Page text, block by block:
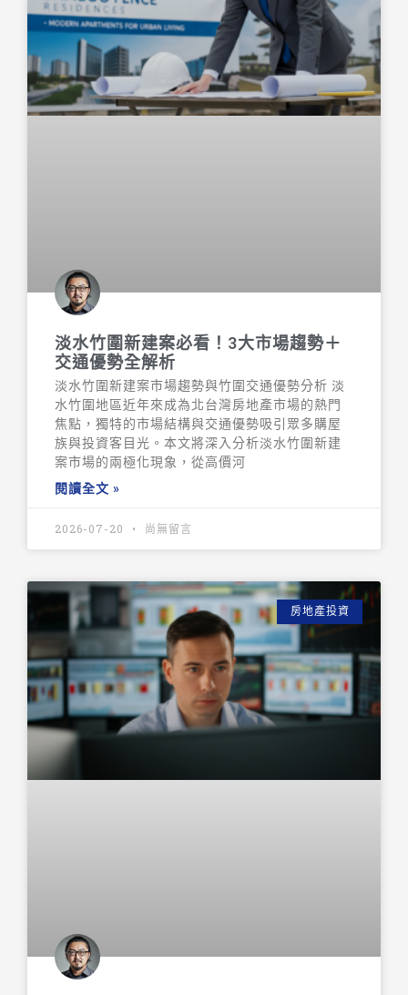
淡水竹圍新建案必看！3大市場趨勢＋
交通優勢全解析
淡水竹圍新建案市場趨勢與竹圍交通優勢分析 淡
水竹圍地區近年來成為北台灣房地產市場的熱門
焦點，獨特的市場結構與交通優勢吸引眾多購屋
族與投資客目光。本文將深入分析淡水竹圍新建
案市場的兩極化現象，從高價河
閱讀全文 »
2026-07-20 尚無留言
房地產投資